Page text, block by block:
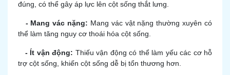
đúng, có thể gây áp lực lên cột sống thắt lưng.
- Mang vác nặng: Mang vác vật nặng thường xuyên có
thể làm tăng nguy cơ thoái hóa cột sống.
- Ít vận động: Thiếu vận động có thể làm yếu các cơ hỗ
trợ cột sống, khiến cột sống dễ bị tổn thương hơn.